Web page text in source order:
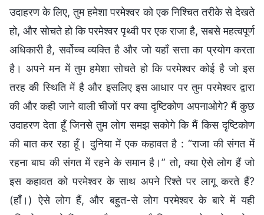
उदाहरण के लिए, तुम हमेशा परमेश्वर को एक निश्चित तरीके से देखते
हो, और सोचते हो कि परमेश्वर पृथ्वी पर एक राजा है, सबसे महत्वपूर्ण
अधिकारी है, सर्वोच्च व्यक्ति है और जो यहाँ सत्ता का प्रयोग करता
है। अपने मन में तुम हमेशा सोचते हो कि परमेश्वर कोई है जो इस
तरह की स्थिति में है और इसलिए इस आधार पर तुम परमेश्वर द्वारा
की और कही जाने वाली चीजों पर क्या दृष्टिकोण अपनाओगे? मैं कुछ
उदाहरण देता हूँ जिनसे तुम लोग समझ सकोगे कि मैं किस दृष्टिकोण
की बात कर रहा हूँ। दुनिया में एक कहावत है : “राजा की संगत में
रहना बाघ की संगत में रहने के समान है।” तो, क्या ऐसे लोग हैं जो
इस कहावत को परमेश्वर के साथ अपने रिश्ते पर लागू करते हैं?
(हाँ।) ऐसे लोग हैं, और बहुत-से लोग परमेश्वर के बारे में यही